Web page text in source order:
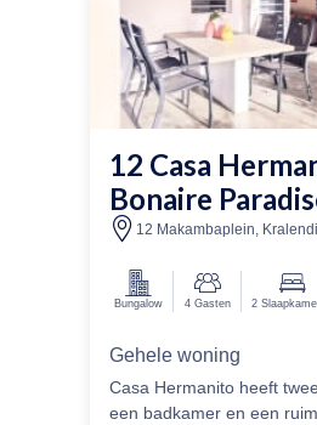
12 Casa
Bonaire
12 Makambaplein,
Bungalow 4 Gasten 2
Gehele woning
Casa Hermanito heeft
een badkamer en een